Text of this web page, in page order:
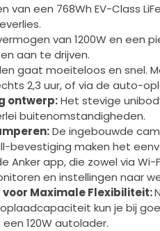
van een 768Wh EV-Class
van 1200W en een
aan te drijven.
gaat moeiteloos en snel.
2,3 uur, of via de auto-
ontwerp:Het stevige
buitenomstandigheden.
De ingebouwde
bevestiging maken het
Anker app, die zowel via
en instellingen naar
Maximale Flexibiliteit:
kun je bij
120W autolader.